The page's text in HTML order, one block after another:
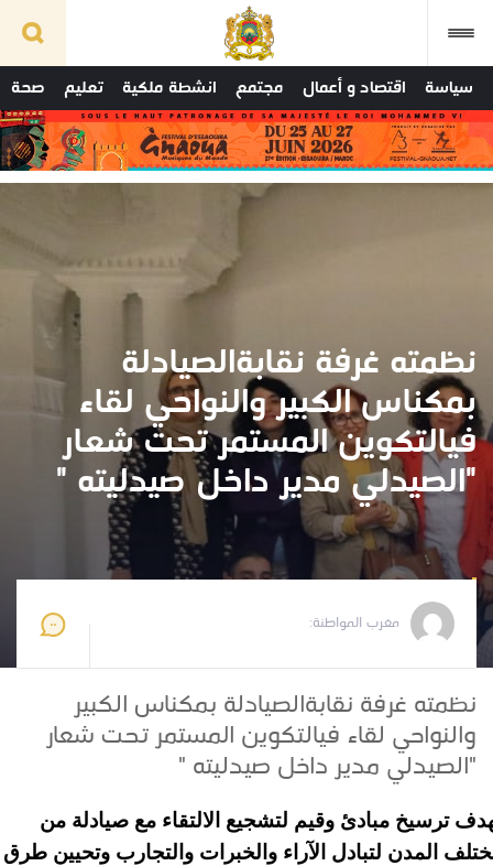
سياسة اقتصاد و أعمال مجتمع انشطة ملكية تعليم صحة
نظمته غرفة نقابةالصيادلة
بمكناس الكبير والنواحي لقاء
فيالتكوين المستمر تحت شعار
"الصيدلي مدير داخل صيدليته "
مغرب المواطنة:
نظمته غرفة نقابةالصيادلة بمكناس الكبير
والنواحي لقاء فيالتكوين المستمر تحت شعار
"الصيدلي مدير داخل صيدليته "
ترسيخ مبادئ وقيم لتشجيع الالتقاء مع صيادلة من
المدن لتبادل الآراء والخبرات والتجارب وتحيين طرق